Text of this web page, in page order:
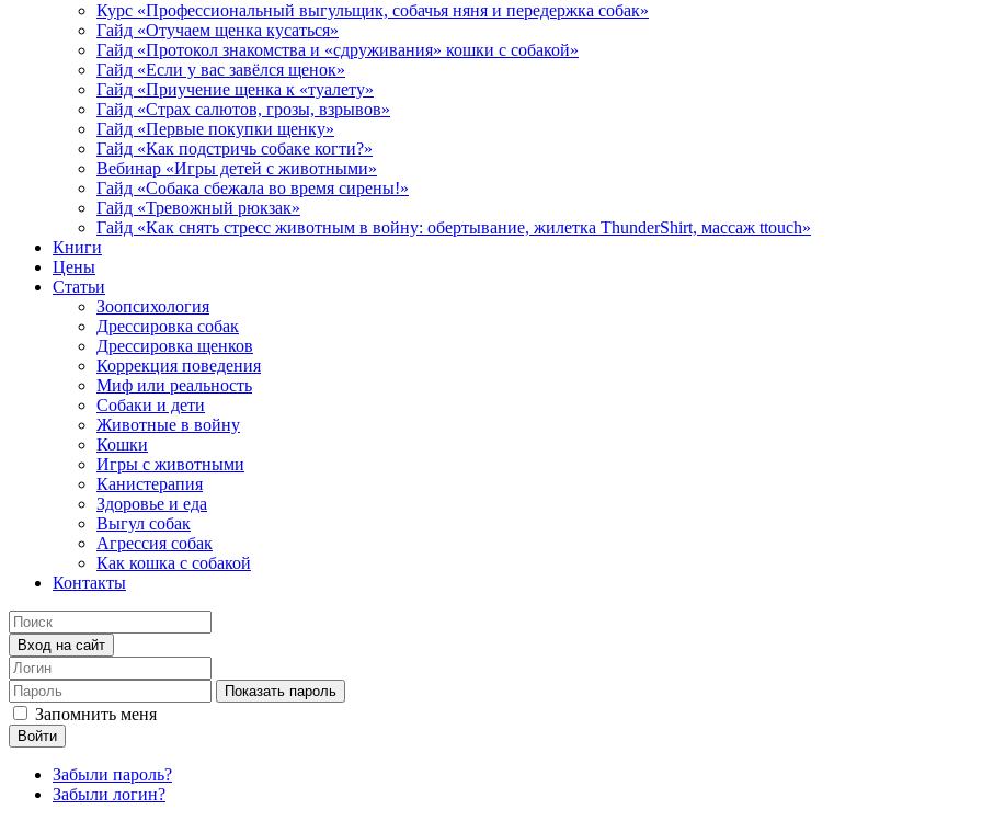
Курс «Профессиональный выгульщик, собачья няня и передержка собак»
Гайд «Отучаем щенка кусаться»
Гайд «Протокол знакомства и «сдруживания» кошки с собакой»
Гайд «Если у вас завёлся щенок»
Гайд «Приучение щенка к «туалету»
Гайд «Страх салютов, грозы, взрывов»
Гайд «Первые покупки щенку»
Гайд «Как подстричь собаке когти?»
Вебинар «Игры детей с животными»
Гайд «Собака сбежала во время сирены!»
Гайд «Тревожный рюкзак»
Гайд «Как снять стресс животным в войну: обертывание, жилетка ThunderShirt, массаж ttouch»
Книги
Цены
Статьи
Зоопсихология
Дрессировка собак
Дрессировка щенков
Коррекция поведения
Миф или реальность
Собаки и дети
Животные в войну
Кошки
Игры с животными
Канистерапия
Здоровье и еда
Выгул собак
Агрессия собак
Как кошка с собакой
Контакты
Вход на сайт
Показать пароль
Запомнить меня
Войти
Забыли пароль?
Забыли логин?